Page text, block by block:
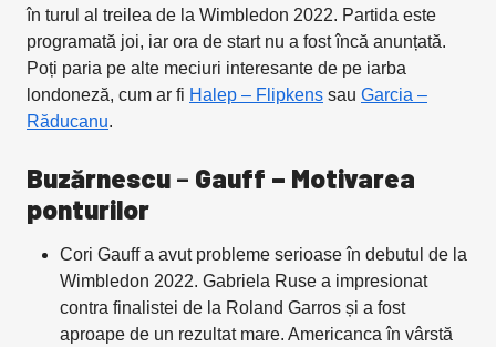
în turul al treilea de la Wimbledon 2022. Partida este
programată joi, iar ora de start nu a fost încă anunțată.
Poți paria pe alte meciuri interesante de pe iarba
londoneză, cum ar fi Halep – Flipkens sau Garcia –
Răducanu.
Buzărnescu – Gauff – Motivarea
ponturilor
Cori Gauff a avut probleme serioase în debutul de la
Wimbledon 2022. Gabriela Ruse a impresionat
contra finalistei de la Roland Garros și a fost
aproape de un rezultat mare. Americanca în vârstă